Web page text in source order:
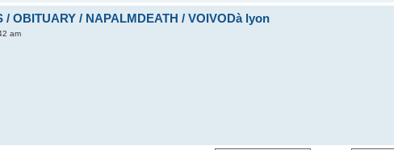
OBITUARY / NAPALMDEATH / VOIVODà lyon
am